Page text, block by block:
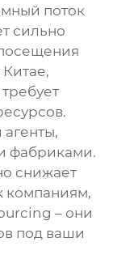
поток
сильно
фабриками.
снижает
компаниям,
– они
под ваши